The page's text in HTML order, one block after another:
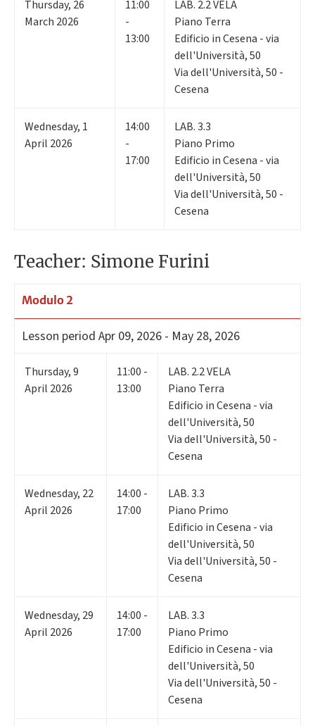
Thursday, 26
March 2026
11:00
-
13:00
LAB. 2.2 VELA
Piano Terra
Edificio in Cesena - via
dell'Università, 50
Via dell'Università, 50 -
Cesena
Wednesday, 1
April 2026
14:00
-
17:00
LAB. 3.3
Piano Primo
Edificio in Cesena - via
dell'Università, 50
Via dell'Università, 50 -
Cesena
Teacher: Simone Furini
Modulo 2
Lesson period Apr 09, 2026 - May 28, 2026
Thursday,9
April 2026
11:00 -
13:00
LAB. 2.2 VELA
Piano Terra
Edificio in Cesena - via
dell'Università, 50
Via dell'Università, 50 -
Cesena
Wednesday, 22
April 2026
14:00 -
17:00
LAB. 3.3
Piano Primo
Edificio in Cesena - via
dell'Università, 50
Via dell'Università, 50 -
Cesena
Wednesday, 29
April 2026
14:00 -
17:00
LAB. 3.3
Piano Primo
Edificio in Cesena - via
dell'Università, 50
Via dell'Università, 50 -
Cesena